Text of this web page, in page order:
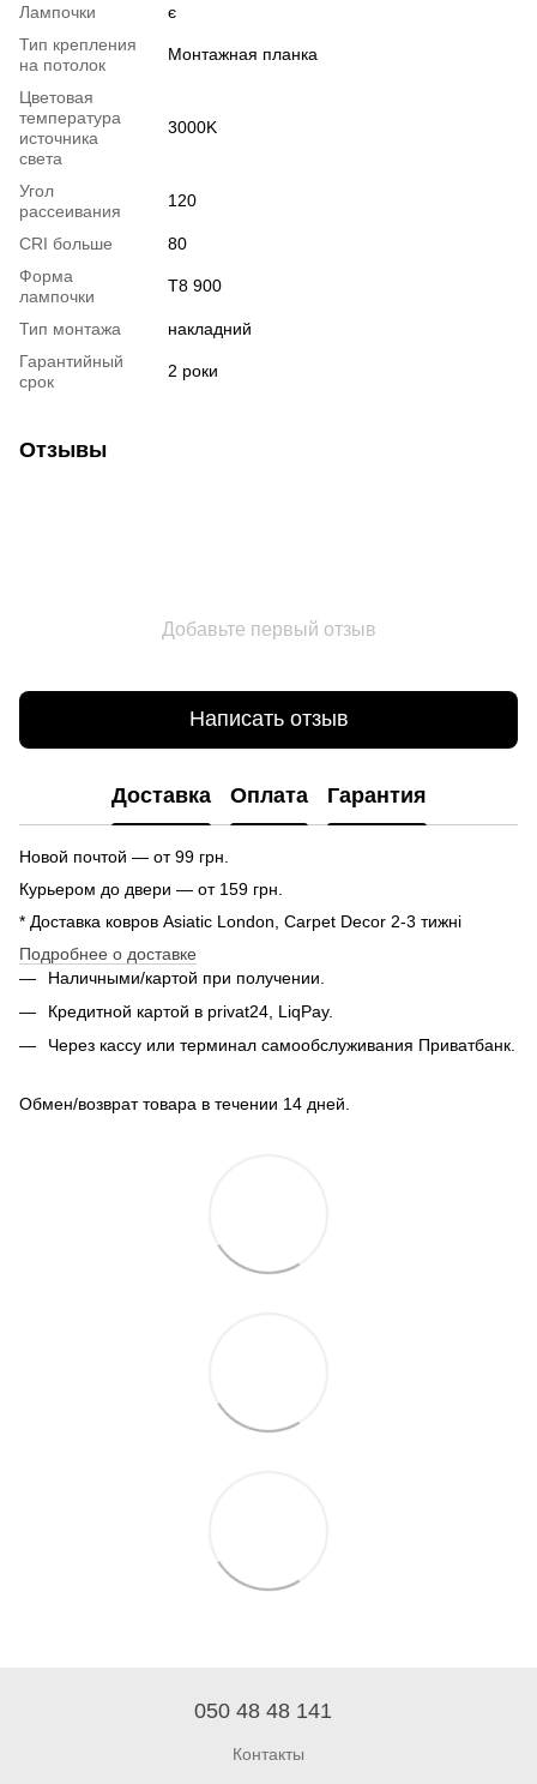
Лампочки
є
Тип крепления
на потолок
Монтажная планка
Цветовая
температура
источника
света
3000K
Угол
рассеивания
120
CRI больше
80
Форма
лампочки
T8 900
Тип монтажа
накладний
Гарантийный
срок
2 роки
Отзывы
Добавьте первый отзыв
Написать отзыв
Доставка Оплата Гарантия
Новой почтой — от 99 грн.
Курьером до двери — от 159 грн.
* Доставка ковров Asiatic London, Carpet Decor 2-3 тижні
Подробнее о доставке
Наличными/картой при получении.
Кредитной картой в privat24, LiqPay.
Через кассу или терминал самообслуживания Приватбанк.
Обмен/возврат товара в течении 14 дней.
050 48 48 141
Контакты